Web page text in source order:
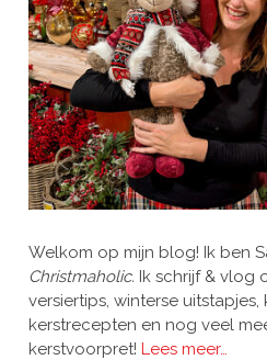
Welkom op mijn blog! Ik ben
Christmaholic. Ik schrijf & vlog
versiertips, winterse uitstapjes,
kerstrecepten en nog veel
kerstvoorpret! Lees meer…